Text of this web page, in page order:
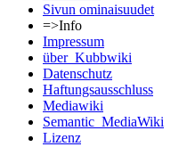
Sivun ominaisuudet
=>Info
Impressum
über_Kubbwiki
Datenschutz
Haftungsausschluss
Mediawiki
Semantic_MediaWiki
Lizenz